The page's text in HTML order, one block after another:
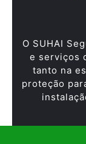
O SUHAI
e serviços
tanto na
proteção